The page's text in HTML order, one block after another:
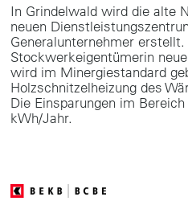
In Grindelwald wird die alte
neuen
Generalunternehmer
Stockwerkeigentümerin
wird im Minergiestandard
Holzschnitzelheizung des
Die Einsparungen im
kWh/Jahr.